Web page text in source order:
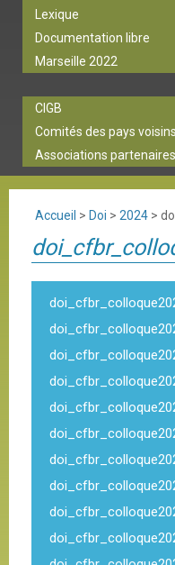
Lexique
Documentation libre
Marseille 2022
CIGB
Comités des pays voisins
Associations partenaires
Accueil > Doi > 2024 >